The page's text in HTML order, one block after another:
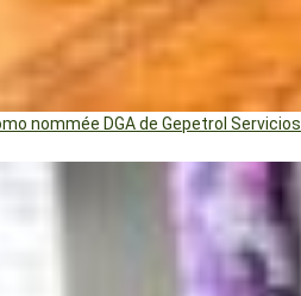
nommée DGA de Gepetrol Servicios